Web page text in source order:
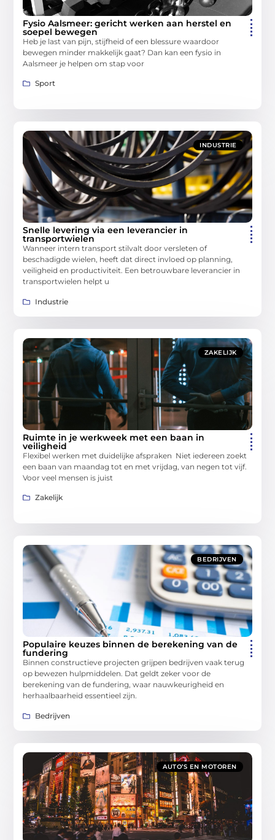
Fysio Aalsmeer: gericht werken aan herstel en
soepel bewegen
Heb je last van pijn, stijfheid of een blessure waardoor
bewegen minder makkelijk gaat? Dan kan een fysio in
Aalsmeer je helpen om stap voor
Sport
INDUSTRIE
Snelle levering via een leverancier in
transportwielen
Wanneer intern transport stilvalt door versleten of
beschadigde wielen, heeft dat direct invloed op planning,
veiligheid en productiviteit. Een betrouwbare leverancier in
transportwielen helpt u
Industrie
ZAKELIJK
Ruimte in je werkweek met een baan in
veiligheid
Flexibel werken met duidelijke afspraken Niet iedereen zoekt
een baan van maandag tot en met vrijdag, van negen tot vijf.
Voor veel mensen is juist
Zakelijk
BEDRIJVEN
Populaire keuzes binnen de berekening van de
fundering
Binnen constructieve projecten grijpen bedrijven vaak terug
op bewezen hulpmiddelen. Dat geldt zeker voor de
berekening van de fundering, waar nauwkeurigheid en
herhaalbaarheid essentieel zijn.
Bedrijven
AUTO’S EN MOTOREN